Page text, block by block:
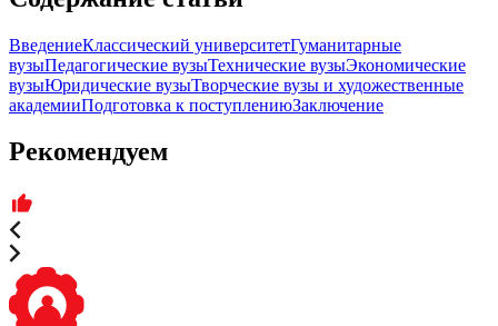
ВведениеКлассический университетГуманитарные
вузыПедагогические вузыТехнические вузыЭкономические
вузыЮридические вузыТворческие вузы и художественные
академииПодготовка к поступлениюЗаключение
Рекомендуем